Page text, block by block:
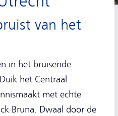
van het
in het bruisende
het Centraal
met echte
Bruna. Dwaal door de